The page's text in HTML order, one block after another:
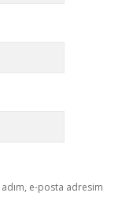
e-posta adresim